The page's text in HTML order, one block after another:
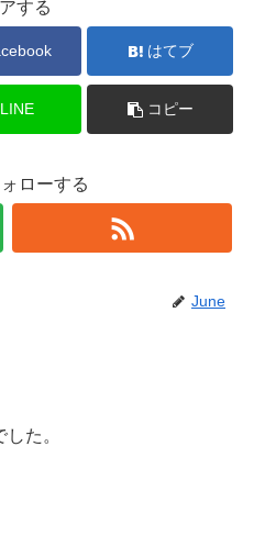
する
はてブ
LINE コピー
ローする
June
た。